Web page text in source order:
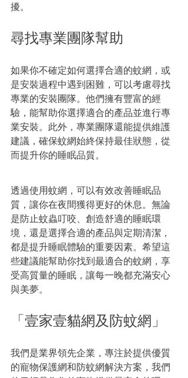
擾。
尋找專業團隊幫助
如果你不確定如何選擇合適的蚊網，或
是安裝過程中遇到困難，可以考慮尋找
專業的安裝團隊。他們擁有豐富的經
驗，能幫助你選擇適合的產品並進行專
業安裝。此外，專業團隊還能提供維護
建議，確保蚊網始終保持最佳狀態，從
而提升你的睡眠品質。
透過使用蚊網，可以有效改善睡眠品
質，讓你在夜間獲得更好的休息。無論
是防止蚊蟲叮咬、創造舒適的睡眠環
境，還是選擇合適的產品與定期清潔，
都是提升睡眠體驗的重要因素。希望這
些建議能幫助你找到最適合的蚊網，享
受高質量的睡眠，讓每一晚都充滿安心
與美夢。
「壹家壹貓網及防蚊網」
我們是業界領先企業，專注於提供優質
的寵物保護網和防蚊網解決方案，我們